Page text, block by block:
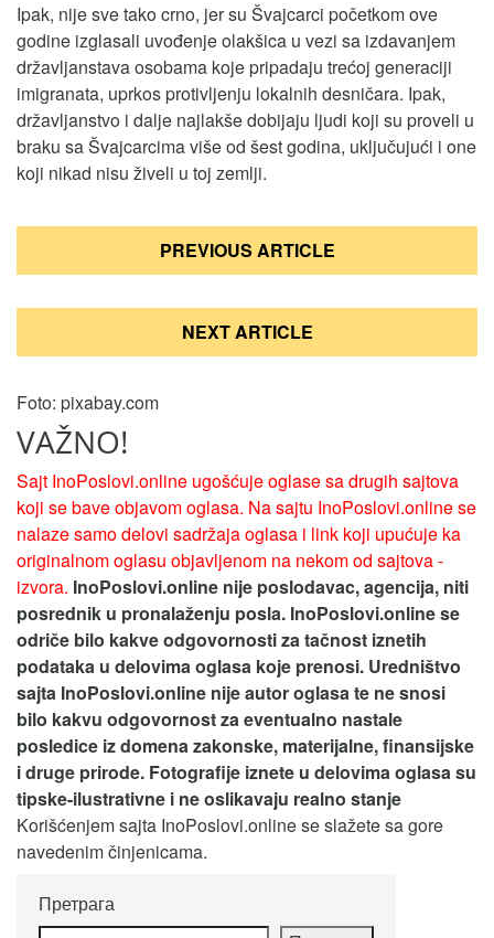
Ipak, nije sve tako crno, jer su Švajcarci početkom ove
godine izglasali uvođenje olakšica u vezi sa izdavanjem
državljanstava osobama koje pripadaju trećoj generaciji
imigranata, uprkos protivljenju lokalnih desničara. Ipak,
državljanstvo i dalje najlakše dobijaju ljudi koji su proveli u
braku sa Švajcarcima više od šest godina, uključujući i one
koji nikad nisu živeli u toj zemlji.
Кретање
PREVIOUS ARTICLE
NEXT ARTICLE
Foto: pixabay.com
VAŽNO!
Sajt InoPoslovi.online ugošćuje oglase sa drugih sajtova
koji se bave objavom oglasa. Na sajtu InoPoslovi.online se
nalaze samo delovi sadržaja oglasa i link koji upućuje ka
originalnom oglasu objavljenom na nekom od sajtova -
izvora. InoPoslovi.online nije poslodavac, agencija, niti
posrednik u pronalaženju posla. InoPoslovi.online se
odriče bilo kakve odgovornosti za tačnost iznetih
podataka u delovima oglasa koje prenosi. Uredništvo
sajta InoPoslovi.online nije autor oglasa te ne snosi
bilo kakvu odgovornost za eventualno nastale
posledice iz domena zakonske, materijalne, finansijske
i druge prirode. Fotografije iznete u delovima oglasa su
tipske-ilustrativne i ne oslikavaju realno stanje
Korišćenjem sajta InoPoslovi.online se slažete sa gore
navedenim činjenicama.
Претрага